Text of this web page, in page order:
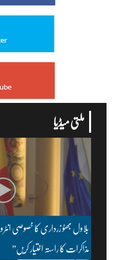
ملتی میڈیا
بلاول بھٹو زرداری کا خصوصی
مذاکرات کا راستہ اختیار کریں”